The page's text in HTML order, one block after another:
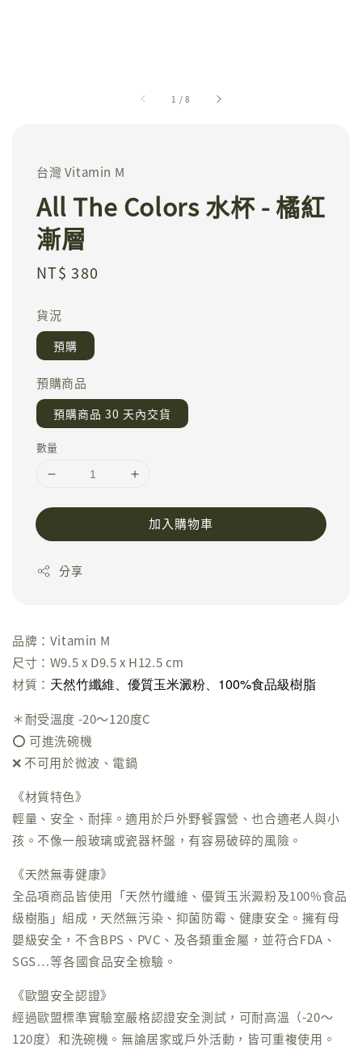
1 /8
台灣 Vitamin M
All The Colors 水杯 - 橘紅
漸層
Regular
NT$ 380
貨況
預購
預購商品
預購商品 30 天內交貨
數量
加入購物車
分享
品牌：Vitamin M
尺寸：W9.5 x D9.5 x H12.5 cm
材質： 天然竹纖維、優質玉米澱粉、100%食品級樹脂
＊耐受溫度 -20～120度C
⭕️ 可進洗碗機
❌ 不可用於微波、電鍋
《材質特色》
輕量、安全、耐摔。適用於戶外野餐露營、也合適老人與小
孩。不像一般玻璃或瓷器杯盤，有容易破碎的風險。
《天然無毒健康》
全品項商品皆使用「天然竹纖維、優質玉米澱粉及100%食品
級樹脂」組成，天然無污染、抑菌防霉、健康安全。擁有母
嬰級安全，不含BPS、PVC、及各類重金屬，並符合FDA、
SGS⋯等各國食品安全檢驗。
《歐盟安全認證》
經過歐盟標準實驗室嚴格認證安全測試，可耐高溫（-20～
120度）和洗碗機。無論居家或戶外活動，皆可重複使用。